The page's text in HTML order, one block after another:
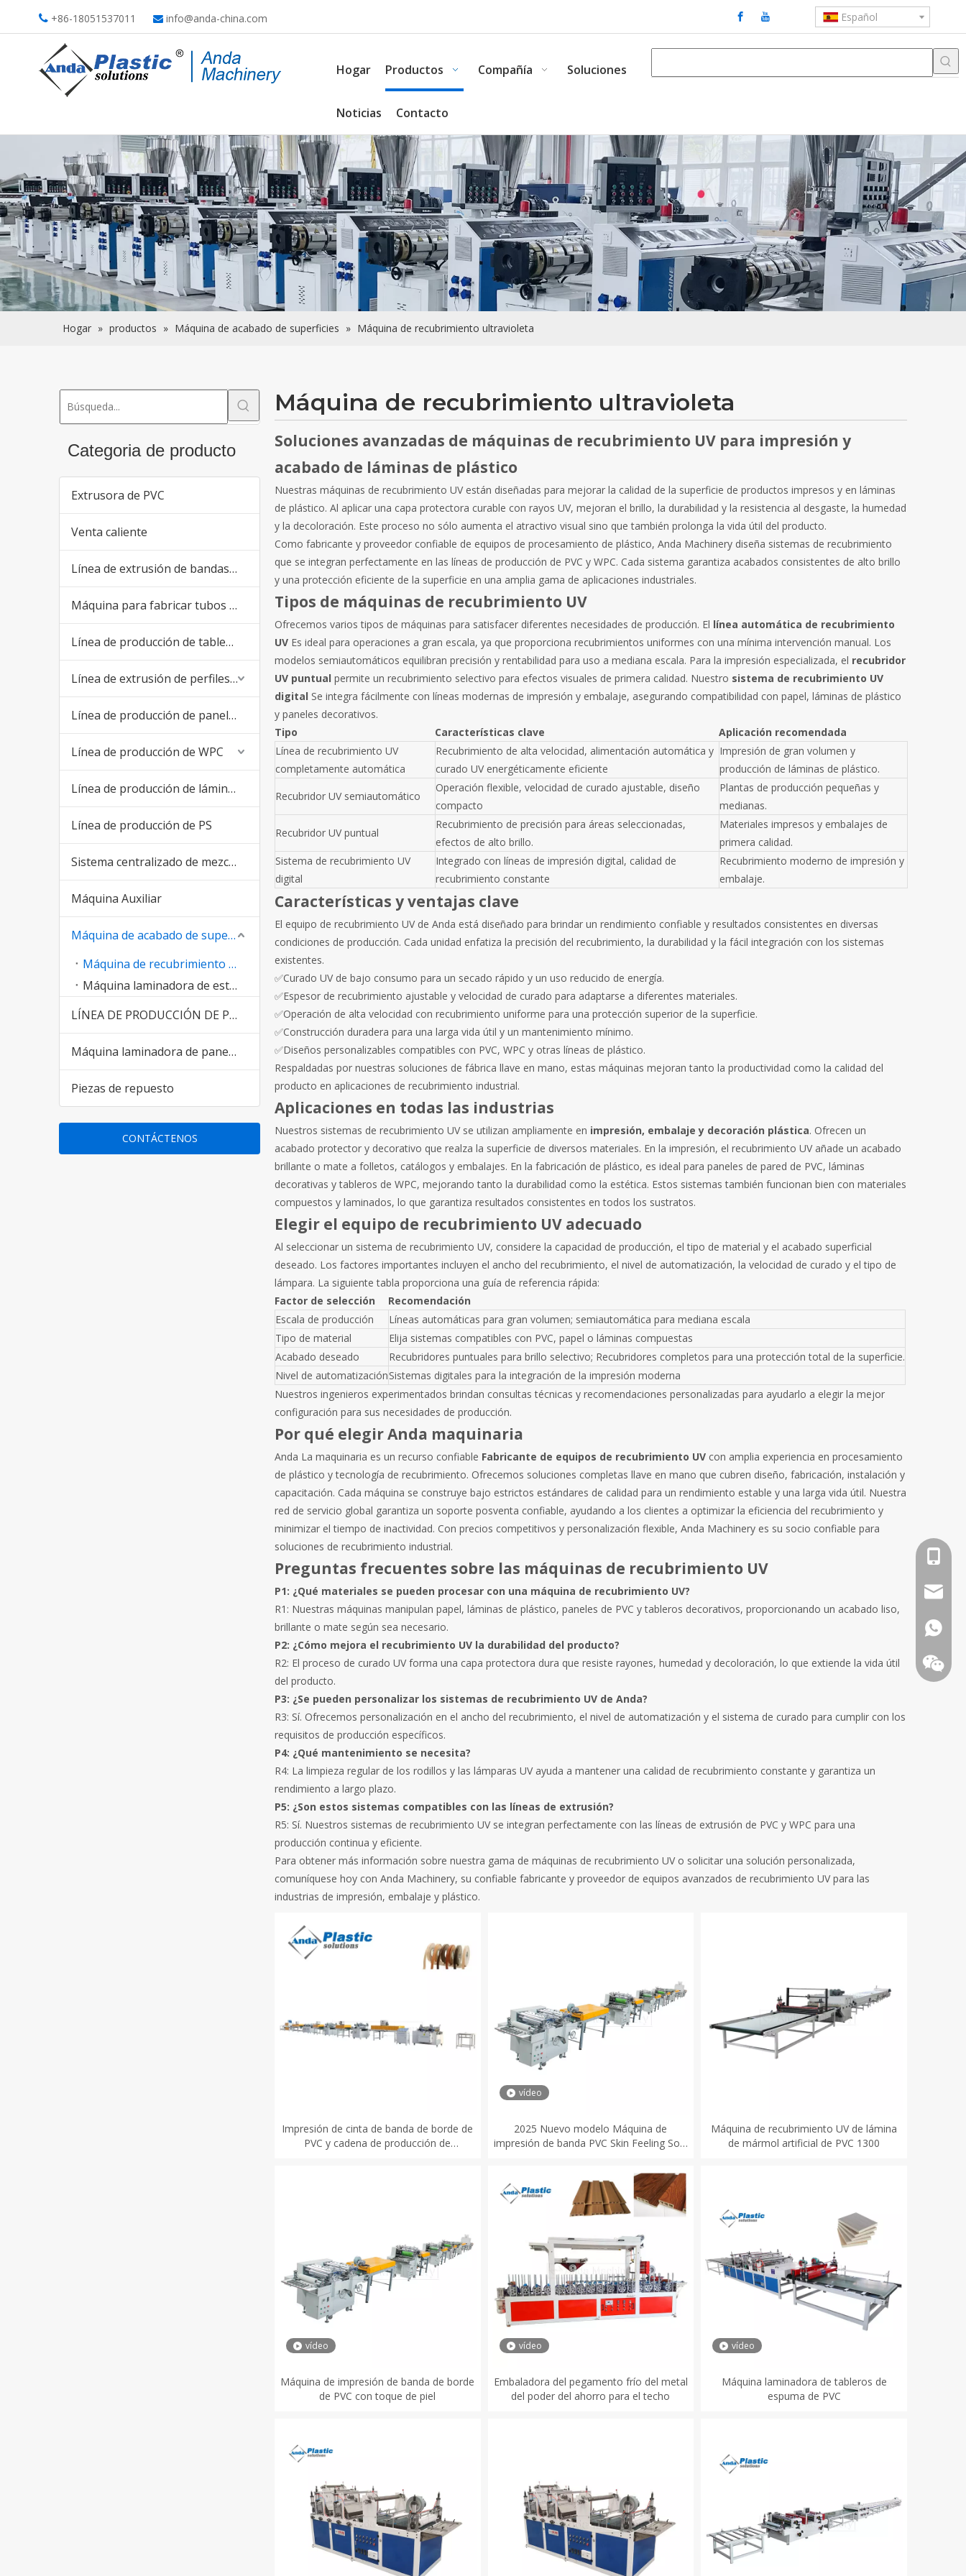
 +86-18051537011  info@anda-china.com Español
Hogar Productos Compañía Soluciones
Noticias Contacto
Hogar » productos » Máquina de acabado de superficies » Máquina de recubrimiento ultravioleta
Categoria de producto
Extrusora de PVC
Venta caliente
Línea de extrusión de bandas de borde de PVC
Máquina para fabricar tubos de plástico
Línea de producción de tableros de PVC
Línea de extrusión de perfiles de PVC
Línea de producción de paneles de PVC
Línea de producción de WPC
Línea de producción de láminas de PVC
Línea de producción de PS
Sistema centralizado de mezcla y alimentación
Máquina Auxiliar
Máquina de acabado de superficies
Máquina de recubrimiento ultravioleta
Máquina laminadora de estampado
LÍNEA DE PRODUCCIÓN DE PANELES DE PARED DE PVC WPC para el mercado de Pakistán India
Máquina laminadora de paneles de pared de PVC
Piezas de repuesto
CONTÁCTENOS
Máquina de recubrimiento ultravioleta
Soluciones avanzadas de máquinas de recubrimiento UV para impresión y
acabado de láminas de plástico
Nuestras máquinas de recubrimiento UV están diseñadas para mejorar la calidad de la superficie de productos impresos y en láminas
de plástico. Al aplicar una capa protectora curable con rayos UV, mejoran el brillo, la durabilidad y la resistencia al desgaste, la humedad
y la decoloración. Este proceso no sólo aumenta el atractivo visual sino que también prolonga la vida útil del producto.
Como fabricante y proveedor confiable de equipos de procesamiento de plástico, Anda Machinery diseña sistemas de recubrimiento
que se integran perfectamente en las líneas de producción de PVC y WPC. Cada sistema garantiza acabados consistentes de alto brillo
y una protección eficiente de la superficie en una amplia gama de aplicaciones industriales.
Tipos de máquinas de recubrimiento UV
Ofrecemos varios tipos de máquinas para satisfacer diferentes necesidades de producción. El línea automática de recubrimiento
UV Es ideal para operaciones a gran escala, ya que proporciona recubrimientos uniformes con una mínima intervención manual. Los
modelos semiautomáticos equilibran precisión y rentabilidad para uso a mediana escala. Para la impresión especializada, el recubridor
UV puntual permite un recubrimiento selectivo para efectos visuales de primera calidad. Nuestro sistema de recubrimiento UV
digital Se integra fácilmente con líneas modernas de impresión y embalaje, asegurando compatibilidad con papel, láminas de plástico
y paneles decorativos.
Tipo
Características clave
Aplicación recomendada
Línea de recubrimiento UV
completamente automática
Recubrimiento de alta velocidad, alimentación automática y
curado UV energéticamente eficiente
Impresión de gran volumen y
producción de láminas de plástico.
Recubridor UV semiautomático
Operación flexible, velocidad de curado ajustable, diseño
compacto
Plantas de producción pequeñas y
medianas.
Recubridor UV puntual
Recubrimiento de precisión para áreas seleccionadas,
efectos de alto brillo.
Materiales impresos y embalajes de
primera calidad.
Sistema de recubrimiento UV
digital
Integrado con líneas de impresión digital, calidad de
recubrimiento constante
Recubrimiento moderno de impresión y
embalaje.
Características y ventajas clave
El equipo de recubrimiento UV de Anda está diseñado para brindar un rendimiento confiable y resultados consistentes en diversas
condiciones de producción. Cada unidad enfatiza la precisión del recubrimiento, la durabilidad y la fácil integración con los sistemas
existentes.
✅Curado UV de bajo consumo para un secado rápido y un uso reducido de energía.
✅Espesor de recubrimiento ajustable y velocidad de curado para adaptarse a diferentes materiales.
✅Operación de alta velocidad con recubrimiento uniforme para una protección superior de la superficie.
✅Construcción duradera para una larga vida útil y un mantenimiento mínimo.
✅Diseños personalizables compatibles con PVC, WPC y otras líneas de plástico.
Respaldadas por nuestras soluciones de fábrica llave en mano, estas máquinas mejoran tanto la productividad como la calidad del
producto en aplicaciones de recubrimiento industrial.
Aplicaciones en todas las industrias
Nuestros sistemas de recubrimiento UV se utilizan ampliamente en impresión, embalaje y decoración plástica. Ofrecen un
acabado protector y decorativo que realza la superficie de diversos materiales. En la impresión, el recubrimiento UV añade un acabado
brillante o mate a folletos, catálogos y embalajes. En la fabricación de plástico, es ideal para paneles de pared de PVC, láminas
decorativas y tableros de WPC, mejorando tanto la durabilidad como la estética. Estos sistemas también funcionan bien con materiales
compuestos y laminados, lo que garantiza resultados consistentes en todos los sustratos.
Elegir el equipo de recubrimiento UV adecuado
Al seleccionar un sistema de recubrimiento UV, considere la capacidad de producción, el tipo de material y el acabado superficial
deseado. Los factores importantes incluyen el ancho del recubrimiento, el nivel de automatización, la velocidad de curado y el tipo de
lámpara. La siguiente tabla proporciona una guía de referencia rápida:
Factor de selección
Recomendación
Escala de producción
Líneas automáticas para gran volumen; semiautomática para mediana escala
Tipo de material
Elija sistemas compatibles con PVC, papel o láminas compuestas
Acabado deseado
Recubridores puntuales para brillo selectivo; Recubridores completos para una protección total de la superficie.
Nivel de automatizaciónSistemas digitales para la integración de la impresión moderna
Nuestros ingenieros experimentados brindan consultas técnicas y recomendaciones personalizadas para ayudarlo a elegir la mejor
configuración para sus necesidades de producción.
Por qué elegir Anda maquinaria
Anda La maquinaria es un recurso confiable Fabricante de equipos de recubrimiento UV con amplia experiencia en procesamiento
de plástico y tecnología de recubrimiento. Ofrecemos soluciones completas llave en mano que cubren diseño, fabricación, instalación y
capacitación. Cada máquina se construye bajo estrictos estándares de calidad para un rendimiento estable y una larga vida útil. Nuestra
red de servicio global garantiza un soporte posventa confiable, ayudando a los clientes a optimizar la eficiencia del recubrimiento y
minimizar el tiempo de inactividad. Con precios competitivos y personalización flexible, Anda Machinery es su socio confiable para
soluciones de recubrimiento industrial.
Preguntas frecuentes sobre las máquinas de recubrimiento UV
P1: ¿Qué materiales se pueden procesar con una máquina de recubrimiento UV?
R1: Nuestras máquinas manipulan papel, láminas de plástico, paneles de PVC y tableros decorativos, proporcionando un acabado liso,
brillante o mate según sea necesario.
P2: ¿Cómo mejora el recubrimiento UV la durabilidad del producto?
R2: El proceso de curado UV forma una capa protectora dura que resiste rayones, humedad y decoloración, lo que extiende la vida útil
del producto.
P3: ¿Se pueden personalizar los sistemas de recubrimiento UV de Anda?
R3: Sí. Ofrecemos personalización en el ancho del recubrimiento, el nivel de automatización y el sistema de curado para cumplir con los
requisitos de producción específicos.
P4: ¿Qué mantenimiento se necesita?
R4: La limpieza regular de los rodillos y las lámparas UV ayuda a mantener una calidad de recubrimiento constante y garantiza un
rendimiento a largo plazo.
P5: ¿Son estos sistemas compatibles con las líneas de extrusión?
R5: Sí. Nuestros sistemas de recubrimiento UV se integran perfectamente con las líneas de extrusión de PVC y WPC para una
producción continua y eficiente.
Para obtener más información sobre nuestra gama de máquinas de recubrimiento UV o solicitar una solución personalizada,
comuníquese hoy con Anda Machinery, su confiable fabricante y proveedor de equipos avanzados de recubrimiento UV para las
industrias de impresión, embalaje y plástico.
Impresión de cinta de banda de borde de
PVC y cadena de producción de
vídeo
2025 Nuevo modelo Máquina de
impresión de banda PVC Skin Feeling Soft
máquina de recubrimiento UV
Máquina de recubrimiento UV de lámina
de mármol artificial de PVC 1300
vídeo
Máquina de impresión de banda de borde
de PVC con toque de piel
vídeo
Embaladora del pegamento frío del metal
del poder del ahorro para el techo
vídeo
Máquina laminadora de tableros de
espuma de PVC
+86-
+86-